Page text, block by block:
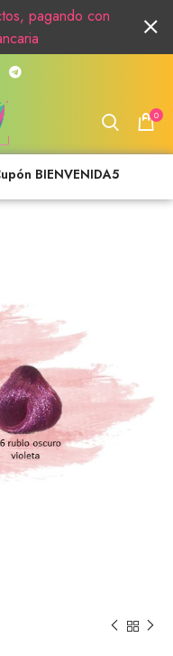
0
BIENVENIDA5
pagando con